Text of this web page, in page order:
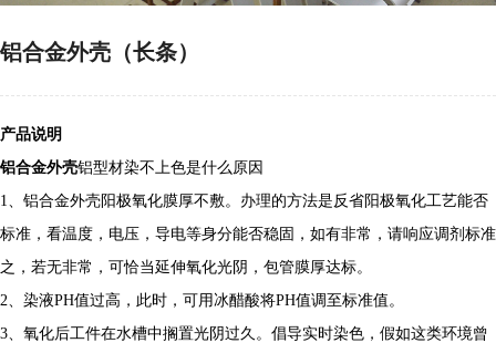
铝合金外壳（长条）
产品说明
铝合金外壳铝型材染不上色是什么原因
1、铝合金外壳阳极氧化膜厚不敷。办理的方法是反省阳极氧化工艺能否
标准，看温度，电压，导电等身分能否稳固，如有非常，请响应调剂标准
之，若无非常，可恰当延伸氧化光阴，包管膜厚达标。
2、染液PH值过高，此时，可用冰醋酸将PH值调至标准值。
3、氧化后工件在水槽中搁置光阴过久。倡导实时染色，假如这类环境曾